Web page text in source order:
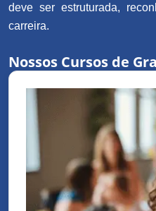
deve ser estruturada,
carreira.
Nossos Cursos de